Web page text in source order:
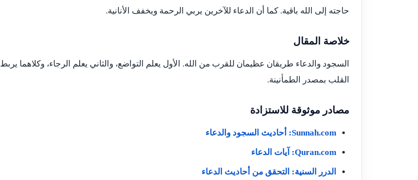
حاجته إلى الله باقية. كما أن الدعاء للآخرين يربي الرحمة ويخفف الأنانية.
خلاصة المقال
السجود والدعاء طريقان عظيمان للقرب من الله. الأول يعلم التواضع، والثاني يعلم الرجاء، وكلاهما يربط
القلب بمصدر الطمأنينة.
مصادر موثوقة للاستزادة
Sunnah.com: أحاديث السجود والدعاء
Quran.com: آيات الدعاء
الدرر السنية: التحقق من أحاديث الدعاء